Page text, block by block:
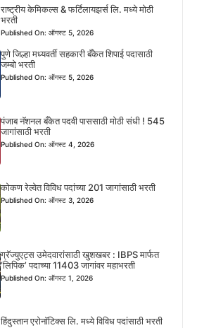
राष्ट्रीय केमिकल्स & फर्टिलायझर्स लि. मध्ये मोठी
भरती
Published On: ऑगस्ट 5, 2026
पुणे जिल्हा मध्यवर्ती सहकारी बँकेत शिपाई पदासाठी
जम्बो भरती
Published On: ऑगस्ट 5, 2026
पंजाब नॅशनल बँकेत पदवी पाससाठी मोठी संधी ! 545
जागांसाठी भरती
Published On: ऑगस्ट 4, 2026
कोकण रेल्वेत विविध पदांच्या 201 जागांसाठी भरती
Published On: ऑगस्ट 3, 2026
ग्रॅज्युएट्स उमेदवारांसाठी खुशखबर : IBPS मार्फत
‘लिपिक’ पदाच्या 11403 जागांवर महाभरती
Published On: ऑगस्ट 1, 2026
हिंदुस्तान एरोनॉटिक्स लि. मध्ये विविध पदांसाठी भरती